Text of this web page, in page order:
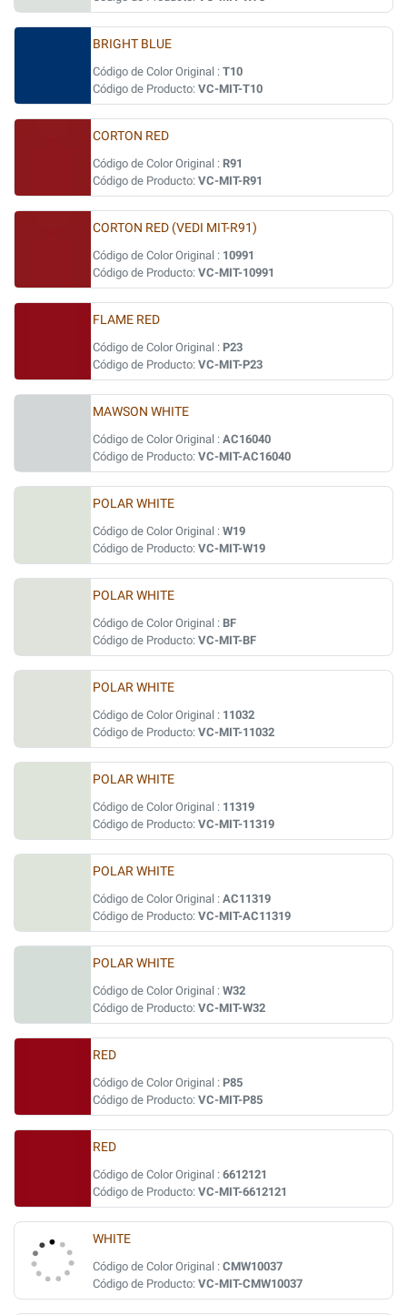
BRIGHT BLUE
Código de Color Original : T10
Código de Producto: VC-MIT-T10
CORTON RED
Código de Color Original : R91
Código de Producto: VC-MIT-R91
CORTON RED (VEDI MIT-R91)
Código de Color Original : 10991
Código de Producto: VC-MIT-10991
FLAME RED
Código de Color Original : P23
Código de Producto: VC-MIT-P23
MAWSON WHITE
Código de Color Original : AC16040
Código de Producto: VC-MIT-AC16040
POLAR WHITE
Código de Color Original : W19
Código de Producto: VC-MIT-W19
POLAR WHITE
Código de Color Original : BF
Código de Producto: VC-MIT-BF
POLAR WHITE
Código de Color Original : 11032
Código de Producto: VC-MIT-11032
POLAR WHITE
Código de Color Original : 11319
Código de Producto: VC-MIT-11319
POLAR WHITE
Código de Color Original : AC11319
Código de Producto: VC-MIT-AC11319
POLAR WHITE
Código de Color Original : W32
Código de Producto: VC-MIT-W32
RED
Código de Color Original : P85
Código de Producto: VC-MIT-P85
RED
Código de Color Original : 6612121
Código de Producto: VC-MIT-6612121
WHITE
Código de Color Original : CMW10037
Código de Producto: VC-MIT-CMW10037